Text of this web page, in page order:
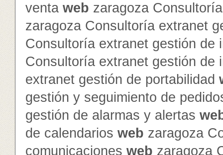
venta web zaragoza
zaragoza Consultoría extranet
Consultoría extranet gestión de
Consultoría extranet gestión de
extranet gestión de portabilidad
gestión y seguimiento de
gestión de alarmas y alertas
de calendarios web zaragoza
comunicaciones web zaragoza